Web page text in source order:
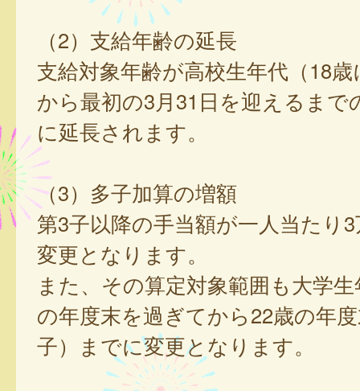
（2）支給年齢の延長
支給対象年齢が高校生年代（18
から最初の3月31日を迎えるまで
に延長されます。
（3）多子加算の増額
第3子以降の手当額が一人当たり
変更となります。
また、その算定対象範囲も大学
の年度末を過ぎてから22歳の年
子）までに変更となります。